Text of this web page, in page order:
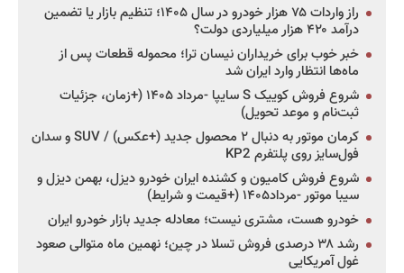
راز واردات ۷۵ هزار خودرو در سال ۱۴۰۵؛ تنظیم بازار یا تضمین
درآمد ۴۲۰ هزار میلیاردی دولت؟
خبر خوب برای خریداران نیسان ترا؛ محموله قطعات پس از
ماه‌ها انتظار وارد ایران شد
شروع فروش کوییک S سایپا -مرداد ۱۴۰۵ (+زمان، جزئیات
ثبت‌نام و موعد تحویل)
کرمان موتور به دنبال ۲ محصول جدید (+عکس) / SUV و سدان
فول‌سایز روی پلتفرم KP2
شروع فروش کامیون و کشنده ایران خودرو دیزل، بهمن دیزل و
سیبا موتور -مرداد۱۴۰۵ (+قیمت و شرایط)
خودرو هست، مشتری نیست؛ معادله جدید بازار خودرو ایران
رشد ۳۸ درصدی فروش تسلا در چین؛ نهمین ماه متوالی صعود
غول آمریکایی